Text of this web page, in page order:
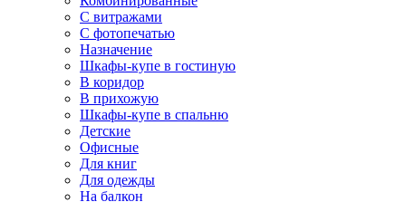
С витражами
С фотопечатью
Назначение
Шкафы-купе в гостиную
В коридор
В прихожую
Шкафы-купе в спальню
Детские
Офисные
Для книг
Для одежды
На балкон